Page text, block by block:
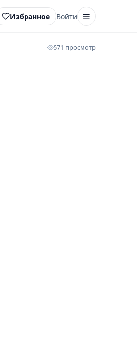
Избранное Войти
571 просмотр